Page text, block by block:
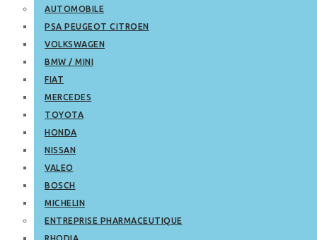
AUTOMOBILE
PSA PEUGEOT CITROEN
VOLKSWAGEN
BMW / MINI
FIAT
MERCEDES
TOYOTA
HONDA
NISSAN
VALEO
BOSCH
MICHELIN
ENTREPRISE PHARMACEUTIQUE